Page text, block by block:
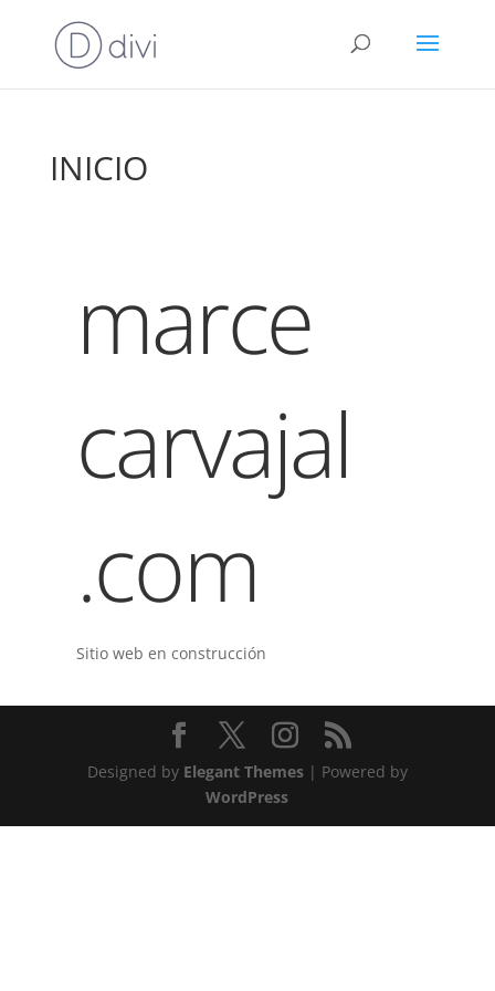
INICIO
marce
carvajal
.com
Sitio web en construcción
Designed by Elegant Themes| Powered by
WordPress